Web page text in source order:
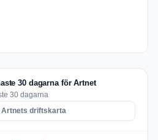
30 dagarna för Artnet
30 dagarna
Artnets driftskarta